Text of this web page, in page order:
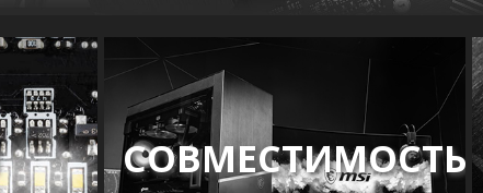
СОВМЕСТИМОСТЬ